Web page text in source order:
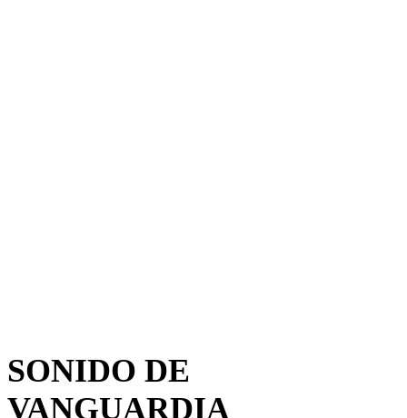
SONIDO DE
VANGUARDIA